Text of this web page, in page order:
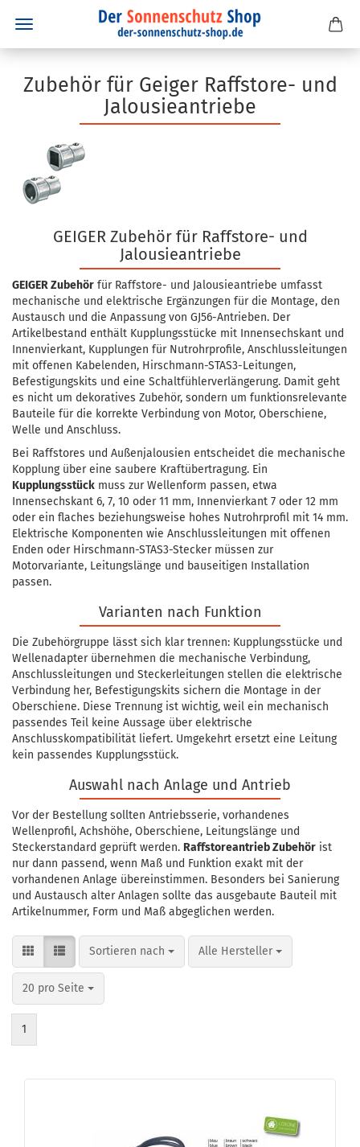
Zubehör für Geiger Raffstore- und
Jalousieantriebe
GEIGER Zubehör für Raffstore- und
Jalousieantriebe
GEIGER Zubehör für Raffstore- und Jalousieantriebe umfasst
mechanische und elektrische Ergänzungen für die Montage, den
Austausch und die Anpassung von GJ56-Antrieben. Der
Artikelbestand enthält Kupplungsstücke mit Innensechskant und
Innenvierkant, Kupplungen für Nutrohrprofile, Anschlussleitungen
mit offenen Kabelenden, Hirschmann-STAS3-Leitungen,
Befestigungskits und eine Schaltfühlerverlängerung. Damit geht
es nicht um dekoratives Zubehör, sondern um funktionsrelevante
Bauteile für die korrekte Verbindung von Motor, Oberschiene,
Welle und Anschluss.
Bei Raffstores und Außenjalousien entscheidet die mechanische
Kopplung über eine saubere Kraftübertragung. Ein
Kupplungsstück muss zur Wellenform passen, etwa
Innensechskant 6, 7, 10 oder 11 mm, Innenvierkant 7 oder 12 mm
oder ein flaches beziehungsweise hohes Nutrohrprofil mit 14 mm.
Elektrische Komponenten wie Anschlussleitungen mit offenen
Enden oder Hirschmann-STAS3-Stecker müssen zur
Motorvariante, Leitungslänge und bauseitigen Installation
passen.
Varianten nach Funktion
Die Zubehörgruppe lässt sich klar trennen: Kupplungsstücke und
Wellenadapter übernehmen die mechanische Verbindung,
Anschlussleitungen und Steckerleitungen stellen die elektrische
Verbindung her, Befestigungskits sichern die Montage in der
Oberschiene. Diese Trennung ist wichtig, weil ein mechanisch
passendes Teil keine Aussage über elektrische
Anschlusskompatibilität liefert. Umgekehrt ersetzt eine Leitung
kein passendes Kupplungsstück.
Auswahl nach Anlage und Antrieb
Vor der Bestellung sollten Antriebsserie, vorhandenes
Wellenprofil, Achshöhe, Oberschiene, Leitungslänge und
Steckerstandard geprüft werden. Raffstoreantrieb Zubehör ist
nur dann passend, wenn Maß und Funktion exakt mit der
vorhandenen Anlage übereinstimmen. Besonders bei Sanierung
und Austausch alter Anlagen sollte das ausgebaute Bauteil mit
Artikelnummer, Form und Maß abgeglichen werden.
Sortieren nach
Sortieren nach Alle Hersteller
pro Seite
20 pro Seite
pro Seite
1